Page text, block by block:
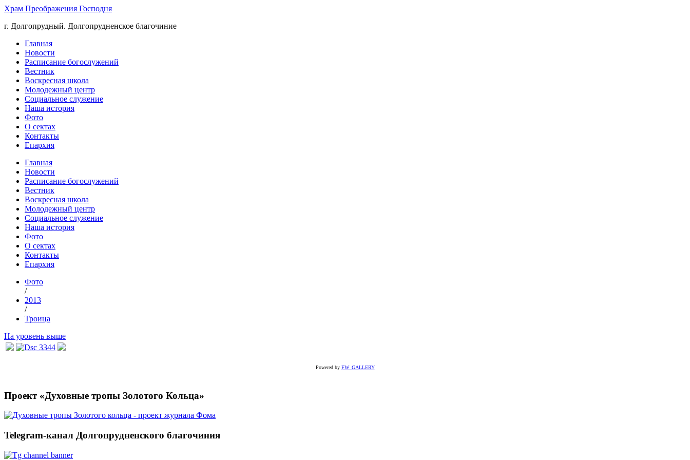
Храм Преображения Господня
г. Долгопрудный. Долгопрудненское благочиние
Главная
Новости
Расписание богослужений
Вестник
Воскресная школа
Молодежный центр
Социальное служение
Наша история
Фото
О сектах
Контакты
Епархия
Главная
Новости
Расписание богослужений
Вестник
Воскресная школа
Молодежный центр
Социальное служение
Наша история
Фото
О сектах
Контакты
Епархия
Фото
/
2013
/
Троица
На уровень выше
Powered by FW_GALLERY
Проект «Духовные тропы Золотого Кольца»
Telegram-канал Долгопрудненского благочиния